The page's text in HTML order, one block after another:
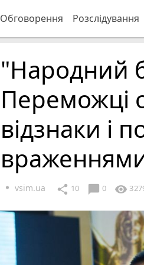
Обговорення Розслідування
"Народний
Переможці
відзнаки і
vsim.ua share 10 chat_bubble 0 visibility